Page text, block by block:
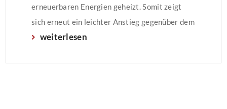
erneuerbaren Energien geheizt. Somit zeigt
sich erneut ein leichter Anstieg gegenüber dem
Vorjahr (2018: 66,6 Prozent). Als primäre, also
weiterlesen